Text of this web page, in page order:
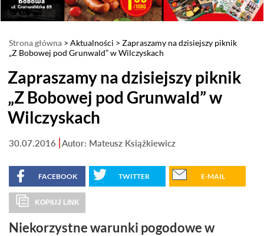
Strona główna > Aktualności > Zapraszamy na dzisiejszy piknik
„Z Bobowej pod Grunwald” w Wilczyskach
Zapraszamy na dzisiejszy piknik
„Z Bobowej pod Grunwald” w
Wilczyskach
30.07.2016 Autor: Mateusz Książkiewicz
FACEBOOK TWITTER E-MAIL
KOPIUJ LINK
Niekorzystne warunki pogodowe w